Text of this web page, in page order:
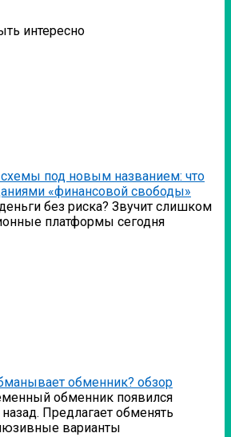
интересно
схемы под новым названием: что
«финансовой свободы»
без риска? Звучит слишком
платформы сегодня
обменник? обзор
обменник появился
Предлагает обменять
варианты